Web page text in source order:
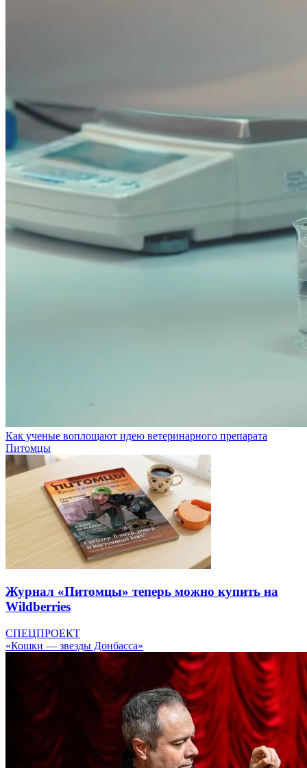
Как ученые воплощают идею ветеринарного препарата
Питомцы
Журнал «Питомцы» теперь можно купить на
Wildberries
СПЕЦПРОЕКТ
«Кошки — звезды Донбасса»